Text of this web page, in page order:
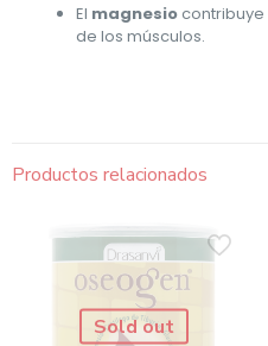
El magnesiocontribuye
de los músculos.
Productos relacionados
Sold out